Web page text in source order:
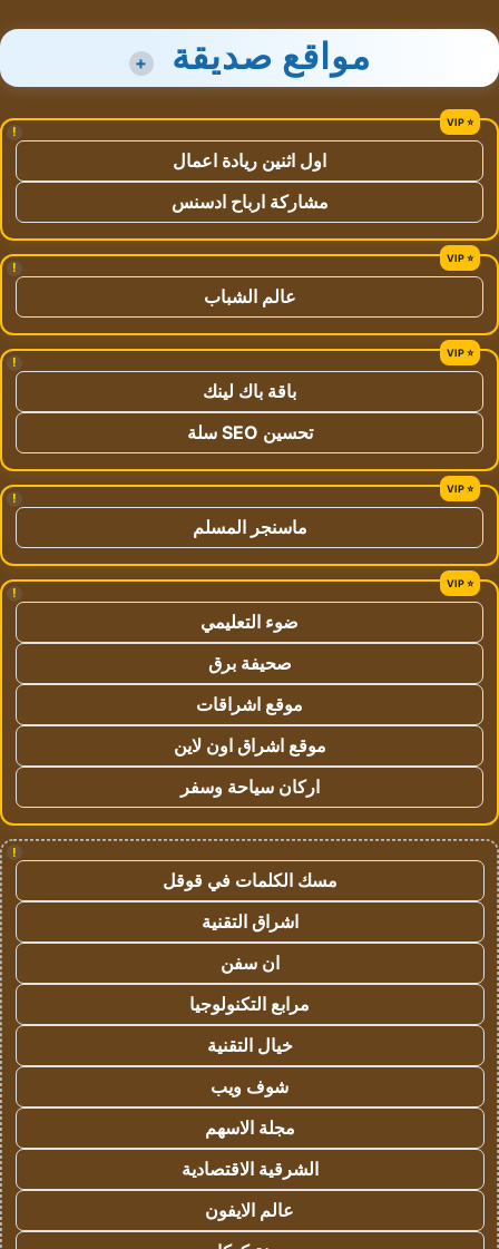
مواقع صديقة +
!
اول اثنين ريادة اعمال
مشاركة ارباح ادسنس
!
عالم الشباب
!
باقة باك لينك
تحسين SEO سلة
!
ماسنجر المسلم
!
ضوء التعليمي
صحيفة برق
موقع اشراقات
موقع اشراق اون لاين
اركان سياحة وسفر
!
مسك الكلمات في قوقل
اشراق التقنية
ان سفن
مرابع التكنولوجيا
خيال التقنية
شوف ويب
مجلة الاسهم
الشرقية الاقتصادية
عالم الايفون